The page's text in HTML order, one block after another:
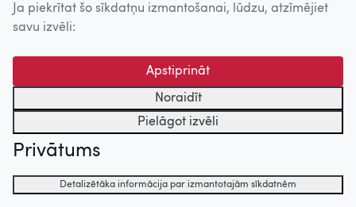
Ja piekrītat šo sīkdatņu izmantošanai, lūdzu, atzīmējiet
savu izvēli:
Apstiprināt
Noraidīt
Pielāgot izvēli
Privātums
Detalizētāka informācija par izmantotajām sīkdatnēm